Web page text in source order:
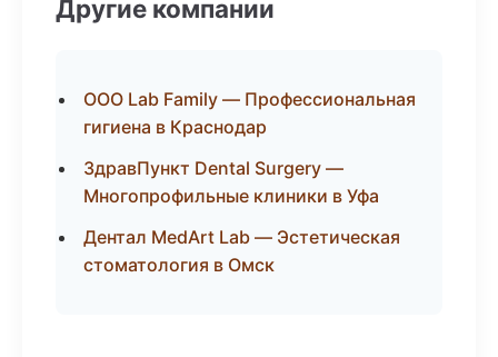
Другие компании
ООО Lab Family — Профессиональная
гигиена в Краснодар
ЗдравПункт Dental Surgery —
Многопрофильные клиники в Уфа
Дентал MedArt Lab — Эстетическая
стоматология в Омск